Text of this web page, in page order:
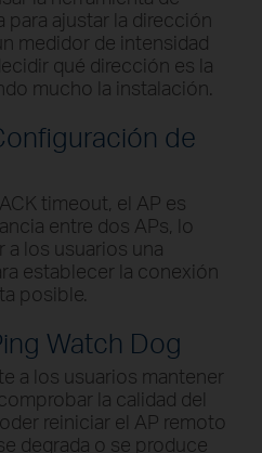
para ajustar la dirección
medidor de intensidad
qué dirección es la
mucho la instalación.
de
timeout, el AP es
entre dos APs, lo
los usuarios una
establecer la conexión
posible.
Watch Dog
a los usuarios mantener
la calidad del
reiniciar el AP remoto
degrada o se produce